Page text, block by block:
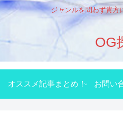
ジャンルを問わず貴方
OG
オススメ記事まとめ！ お問い